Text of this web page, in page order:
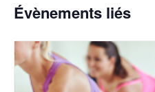
Évènements liés